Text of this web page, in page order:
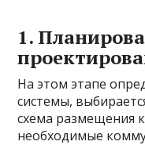
1.
На этом этапе
системы,
схема размещения
необходимые